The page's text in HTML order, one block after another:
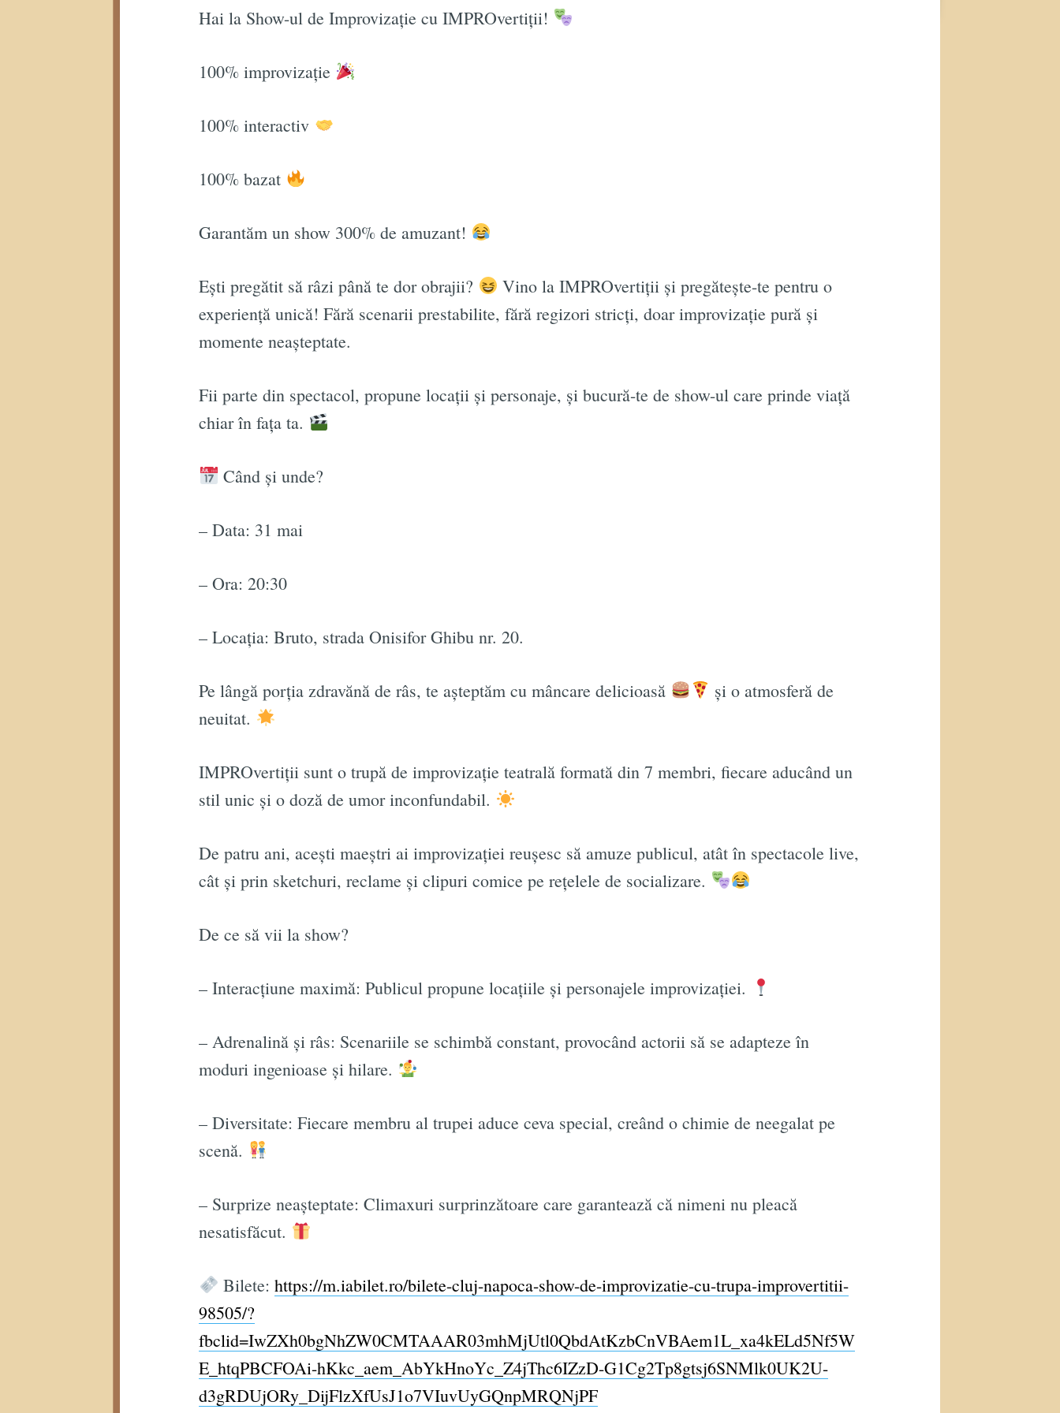
Hai la Show-ul de Improvizație cu IMPROvertiții!
100% improvizație
100% interactiv
100% bazat
Garantăm un show 300% de amuzant!
Ești pregătit să râzi până te dor obrajii?
Vino la IMPROvertiții și pregătește-te pentru o
experiență unică! Fără scenarii prestabilite, fără regizori stricți, doar improvizație pură și
momente neașteptate.
Fii parte din spectacol, propune locații și personaje, și bucură-te de show-ul care prinde viață
chiar în fața ta.
Când și unde?
– Data: 31 mai
– Ora: 20:30
– Locația: Bruto, strada Onisifor Ghibu nr. 20.
Pe lângă porția zdravănă de râs, te așteptăm cu mâncare delicioasă
și o atmosferă de
neuitat.
IMPROvertiții sunt o trupă de improvizație teatrală formată din 7 membri, fiecare aducând un
stil unic și o doză de umor inconfundabil.
De patru ani, acești maeștri ai improvizației reușesc să amuze publicul, atât în spectacole live,
cât și prin sketchuri, reclame și clipuri comice pe rețelele de socializare.
De ce să vii la show?
– Interacțiune maximă: Publicul propune locațiile și personajele improvizației.
– Adrenalină și râs: Scenariile se schimbă constant, provocând actorii să se adapteze în
moduri ingenioase și hilare.
– Diversitate: Fiecare membru al trupei aduce ceva special, creând o chimie de neegalat pe
scenă.
– Surprize neașteptate: Climaxuri surprinzătoare care garantează că nimeni nu pleacă
nesatisfăcut.
Bilete:https://m.iabilet.ro/bilete-cluj-napoca-show-de-improvizatie-cu-trupa-improvertitii-
98505/?
fbclid=IwZXh0bgNhZW0CMTAAAR03mhMjUtl0QbdAtKzbCnVBAem1L_xa4kELd5Nf5W
E_htqPBCFOAi-hKkc_aem_AbYkHnoYc_Z4jThc6IZzD-G1Cg2Tp8gtsj6SNMlk0UK2U-
d3gRDUjORy_DijFlzXfUsJ1o7VIuvUyGQnpMRQNjPF